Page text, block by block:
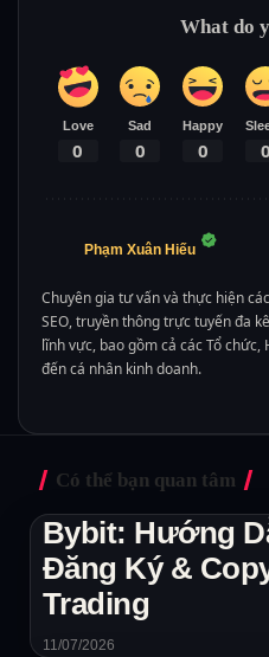
What do
Love
0
Sad
0
Happy
0 0
Phạm Xuân Hiếu
Chuyên gia tư vấn và thực hiện
SEO, truyền thông trực tuyến đa
lĩnh vực, bao gồm cả các Tổ
đến cá nhân kinh doanh.
Có thể bạn quan tâm
Bybit: Hướng
Đăng Ký &
Trading
11/07/2026